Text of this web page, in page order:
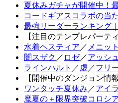
夏休みガチャが開催中！
コードギアスコラボの当
最強リーダーランキング
【注目のテンプレパーティ
水着ヘスティア ／ メニッ
闇スザク ／ ロゼ／アッシュ
ラインハルト ／ 虚 ／フリ
【開催中のダンジョン情報
ワンタッチ夏休み ／アイ
魔夏の＋限界突破コロシ